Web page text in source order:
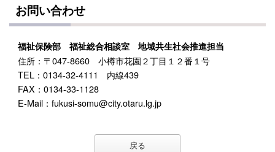
お問い合わせ
福祉保険部 福祉総合相談室 地域共生社会推進担当
住所：〒047-8660 小樽市花園２丁目１２番１号
TEL：0134-32-4111 内線439
FAX：0134-33-1128
E-Mail：fukusi-somu@city.otaru.lg.jp
戻る